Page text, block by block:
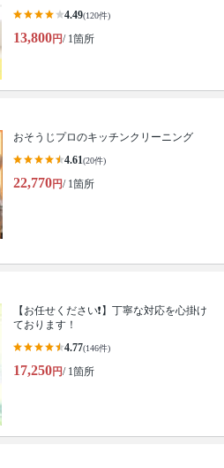
4.49(120件)
13,800円/ 1箇所
おそうじプロのキッチンクリーニング
4.61(20件)
22,770円/ 1箇所
【お任せください❗️】丁寧な対応を心掛け
ております！
4.77(146件)
17,250円/ 1箇所